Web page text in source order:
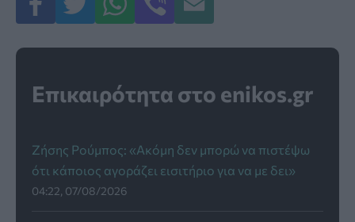
Επικαιρότητα στο enikos.gr
Ζήσης Ρούμπος: «Ακόμη δεν μπορώ να πιστέψω
ότι κάποιος αγοράζει εισιτήριο για να με δει»
04:22, 07/08/2026